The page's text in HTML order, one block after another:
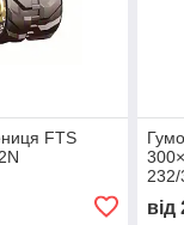
FTS
від